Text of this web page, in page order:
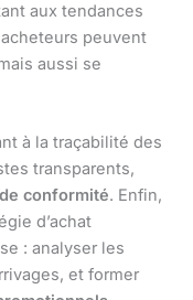
aux tendances
peuvent
aussi se
à la traçabilité des
transparents,
conformité. Enfin,
d’achat
: analyser les
et former